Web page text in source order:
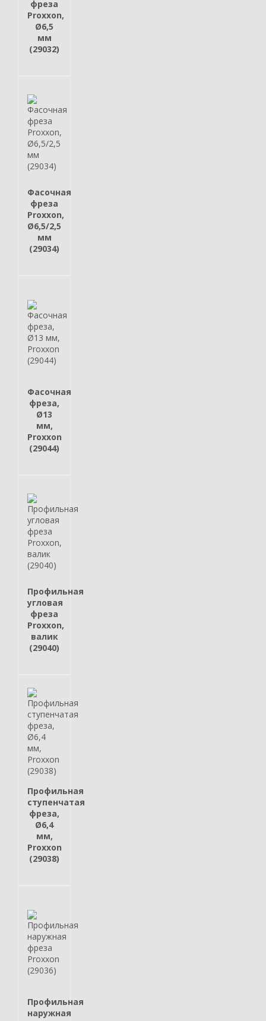
фреза
Proxxon,
Ø6,5
мм
(29032)
Фасочная
фреза
Proxxon,
Ø6,5/2,5
мм
(29034)
Фасочная
фреза,
Ø13
мм,
Proxxon
(29044)
Профильная
угловая
фреза
Proxxon,
валик
(29040)
Профильная
ступенчатая
фреза,
Ø6,4
мм,
Proxxon
(29038)
Профильная
наружная